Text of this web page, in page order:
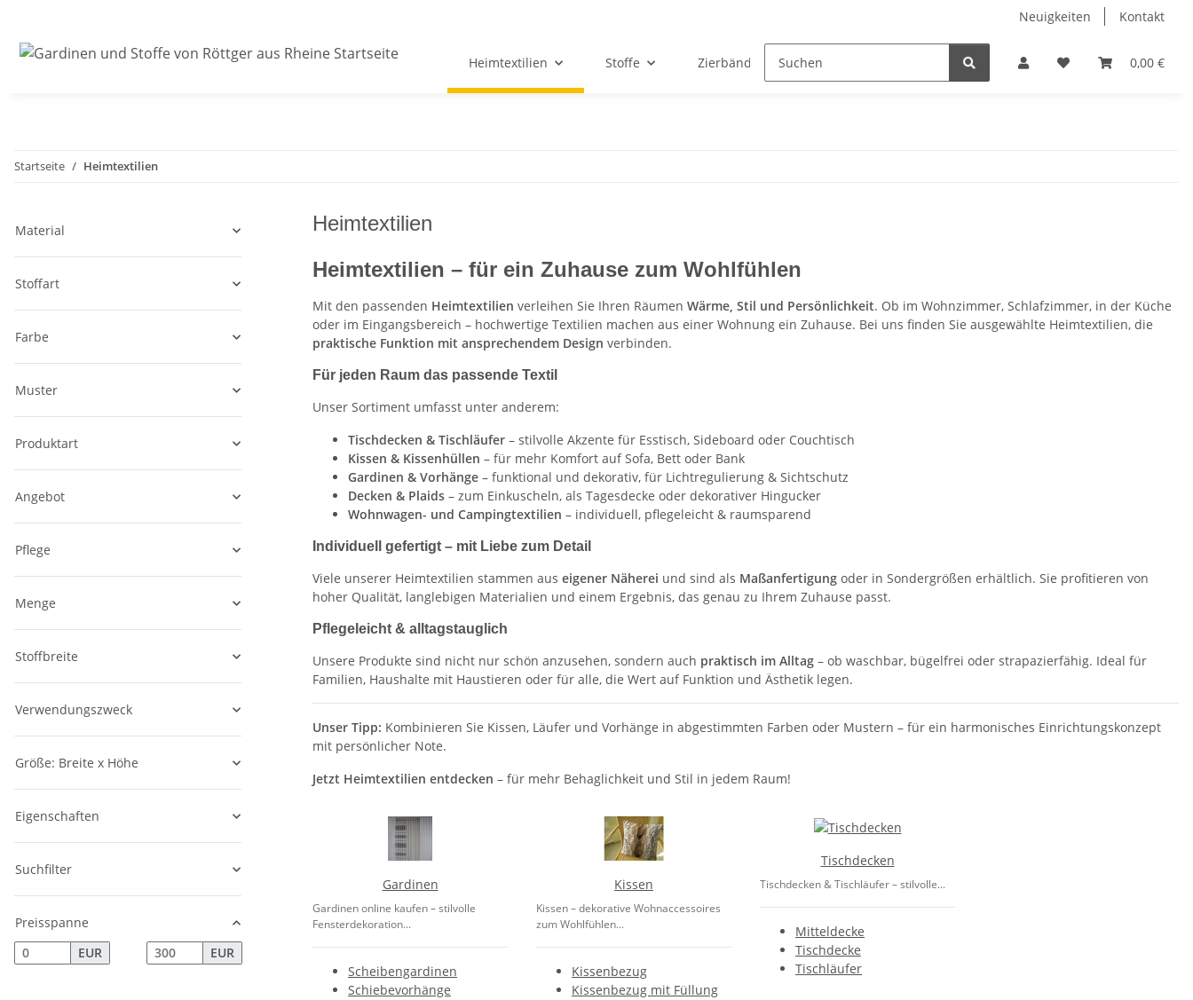
Neuigkeiten Kontakt
0,00 €
Heimtextilien Stoffe Zierbänder & Spitzen Gardinenzubehör Kurzwaren
Startseite Heimtextilien
Heimtextilien
Heimtextilien – für ein Zuhause zum Wohlfühlen
Mit den passenden Heimtextilien verleihen Sie Ihren Räumen Wärme, Stil und Persönlichkeit. Ob im Wohnzimmer, Schlafzimmer, in der Küche
oder im Eingangsbereich – hochwertige Textilien machen aus einer Wohnung ein Zuhause. Bei uns finden Sie ausgewählte Heimtextilien, die
praktische Funktion mit ansprechendem Design verbinden.
Für jeden Raum das passende Textil
Unser Sortiment umfasst unter anderem:
Tischdecken & Tischläufer – stilvolle Akzente für Esstisch, Sideboard oder Couchtisch
Kissen & Kissenhüllen – für mehr Komfort auf Sofa, Bett oder Bank
Gardinen & Vorhänge – funktional und dekorativ, für Lichtregulierung & Sichtschutz
Decken & Plaids – zum Einkuscheln, als Tagesdecke oder dekorativer Hingucker
Wohnwagen- und Campingtextilien – individuell, pflegeleicht & raumsparend
Individuell gefertigt – mit Liebe zum Detail
Viele unserer Heimtextilien stammen aus eigener Näherei und sind als Maßanfertigung oder in Sondergrößen erhältlich. Sie profitieren von
hoher Qualität, langlebigen Materialien und einem Ergebnis, das genau zu Ihrem Zuhause passt.
Pflegeleicht & alltagstauglich
Unsere Produkte sind nicht nur schön anzusehen, sondern auch praktisch im Alltag – ob waschbar, bügelfrei oder strapazierfähig. Ideal für
Familien, Haushalte mit Haustieren oder für alle, die Wert auf Funktion und Ästhetik legen.
Unser Tipp: Kombinieren Sie Kissen, Läufer und Vorhänge in abgestimmten Farben oder Mustern – für ein harmonisches Einrichtungskonzept
mit persönlicher Note.
Jetzt Heimtextilien entdecken – für mehr Behaglichkeit und Stil in jedem Raum!
Gardinen
Gardinen online kaufen – stilvolle
Fensterdekoration...
Scheibengardinen
Schiebevorhänge
Kissen
Kissen – dekorative Wohnaccessoires
zum Wohlfühlen...
Kissenbezug
Kissenbezug mit Füllung
Tischdecken
Tischdecken & Tischläufer – stilvolle...
Mitteldecke
Tischdecke
Tischläufer
Material
Stoffart
Farbe
Muster
Produktart
Angebot
Pflege
Menge
Stoffbreite
Verwendungszweck
Größe: Breite x Höhe
Eigenschaften
Suchfilter
Preisspanne
EUR
EUR